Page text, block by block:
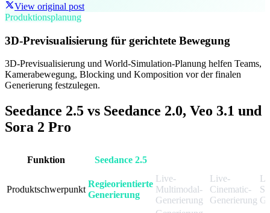
View original post
Produktionsplanung
3D-Previsualisierung für gerichtete Bewegung
3D-Previsualisierung und World-Simulation-Planung helfen Teams,
Kamerabewegung, Blocking und Komposition vor der finalen
Generierung festzulegen.
Seedance 2.5 vs Seedance 2.0, Veo 3.1 und
Sora 2 Pro
Funktion Seedance 2.5
Produktschwerpunkt
Regieorientierte
Generierung
Live-
Multimodal-
Generierung
Live-
Cinematic-
Generierung